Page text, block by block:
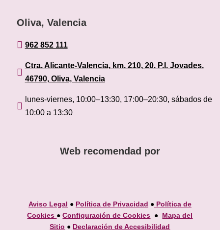
Oliva, Valencia
 962 852 111

Ctra. Alicante-Valencia, km. 210, 20. P.I. Jovades.
46790, Oliva, Valencia

lunes-viernes, 10:00–13:30, 17:00–20:30, sábados de
10:00 a 13:30
Web recomendad por
Aviso Legal ● Política de Privacidad ●Política de
Cookies ●Configuración de Cookies ● Mapa del
Sitio ● Declaración de Accesibilidad